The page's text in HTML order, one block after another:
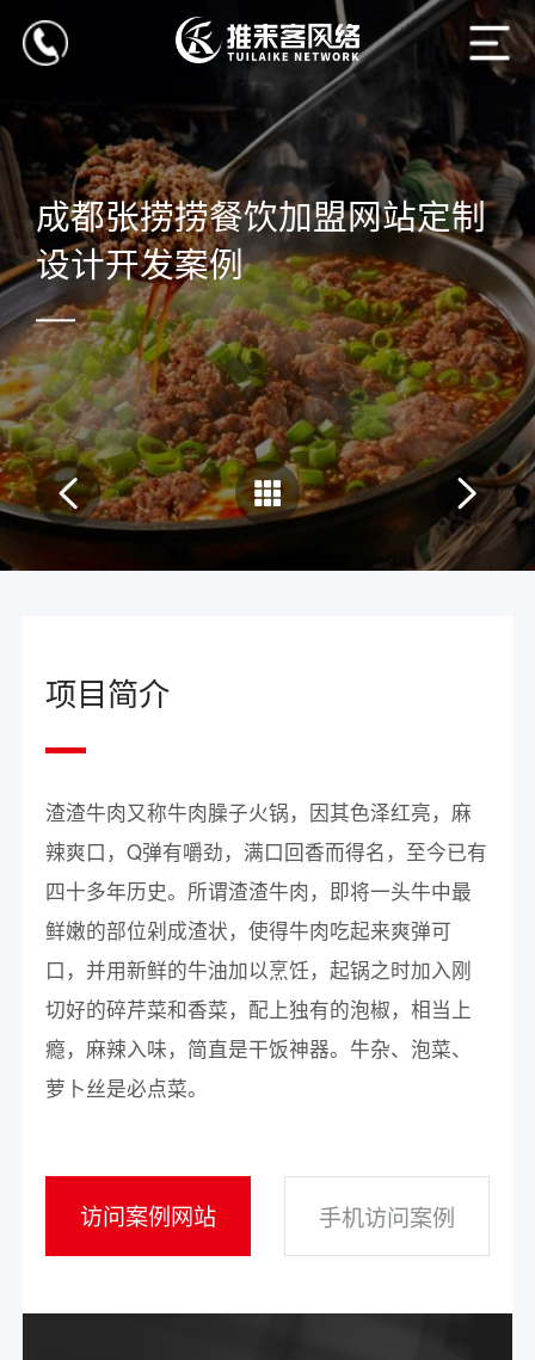
成都张捞捞餐饮加盟网站定制
设计开发案例
项目简介
渣渣牛肉又称牛肉臊子火锅，因其色泽红亮，麻
辣爽口，Q弹有嚼劲，满口回香而得名，至今已有
四十多年历史。所谓渣渣牛肉，即将一头牛中最
鲜嫩的部位剁成渣状，使得牛肉吃起来爽弹可
口，并用新鲜的牛油加以烹饪，起锅之时加入刚
切好的碎芹菜和香菜，配上独有的泡椒，相当上
瘾，麻辣入味，简直是干饭神器。牛杂、泡菜、
萝卜丝是必点菜。
访问案例网站 手机访问案例